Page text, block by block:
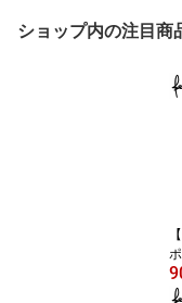
ショップ内の注目商